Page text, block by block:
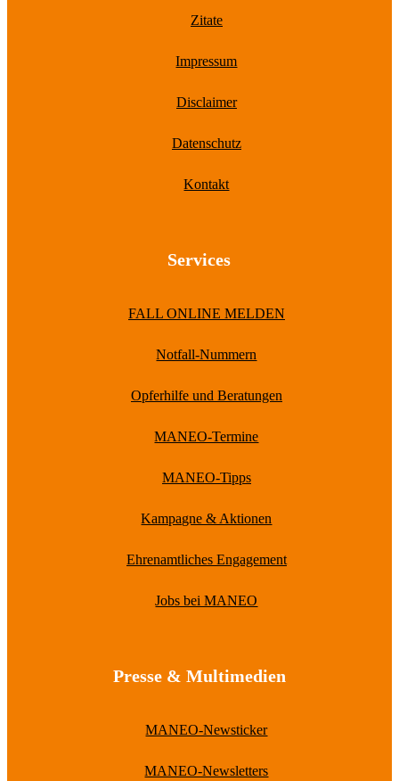
Zitate
Impressum
Disclaimer
Datenschutz
Kontakt
Services
FALL ONLINE MELDEN
Notfall-Nummern
Opferhilfe und Beratungen
MANEO-Termine
MANEO-Tipps
Kampagne & Aktionen
Ehrenamtliches Engagement
Jobs bei MANEO
Presse & Multimedien
MANEO-Newsticker
MANEO-Newsletters